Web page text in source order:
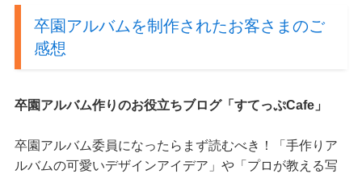
卒園アルバムを制作されたお客さまのご
感想
卒園アルバム作りのお役立ちブログ「すてっぷCafe」
卒園アルバム委員になったらまず読むべき！「手作りア
ルバムの可愛いデザインアイデア」や「プロが教える写